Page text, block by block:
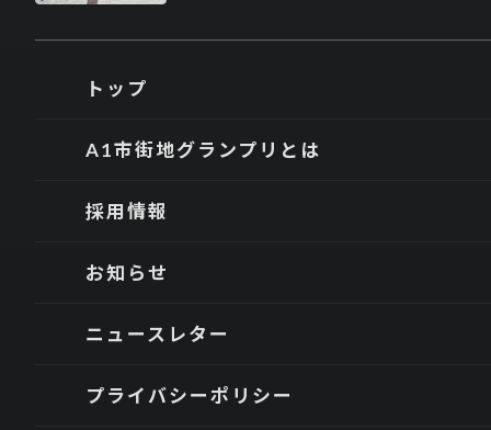
トップ
A1市街地グランプリとは
採用情報
お知らせ
ニュースレター
プライバシーポリシー